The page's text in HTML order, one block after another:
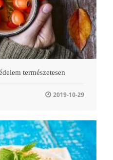
természetesen
2019-10-29